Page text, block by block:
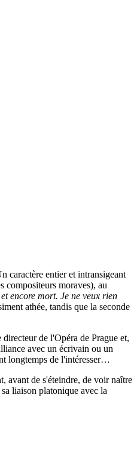
caractère entier et intransigeant
compositeurs moraves), au
encore mort. Je ne veux rien
athée, tandis que la seconde
de l'Opéra de Prague et,
avec un écrivain ou un
longtemps de l'intéresser…
avant de s'éteindre, de voir naître
liaison platonique avec la